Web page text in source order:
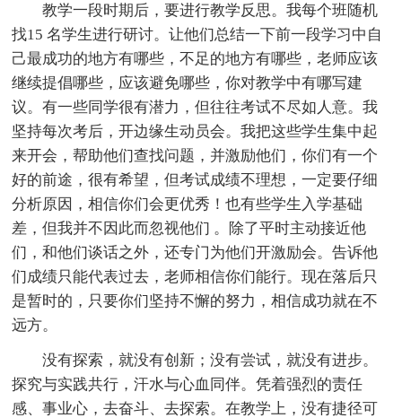
教学一段时期后，要进行教学反思。我每个班随机
找15 名学生进行研讨。让他们总结一下前一段学习中自
己最成功的地方有哪些，不足的地方有哪些，老师应该
继续提倡哪些，应该避免哪些，你对教学中有哪写建
议。有一些同学很有潜力，但往往考试不尽如人意。我
坚持每次考后，开边缘生动员会。我把这些学生集中起
来开会，帮助他们查找问题，并激励他们，你们有一个
好的前途，很有希望，但考试成绩不理想，一定要仔细
分析原因，相信你们会更优秀！也有些学生入学基础
差，但我并不因此而忽视他们 。除了平时主动接近他
们，和他们谈话之外，还专门为他们开激励会。告诉他
们成绩只能代表过去，老师相信你们能行。现在落后只
是暂时的，只要你们坚持不懈的努力，相信成功就在不
远方。
没有探索，就没有创新；没有尝试，就没有进步。
探究与实践共行，汗水与心血同伴。凭着强烈的责任
感、事业心，去奋斗、去探索。在教学上，没有捷径可